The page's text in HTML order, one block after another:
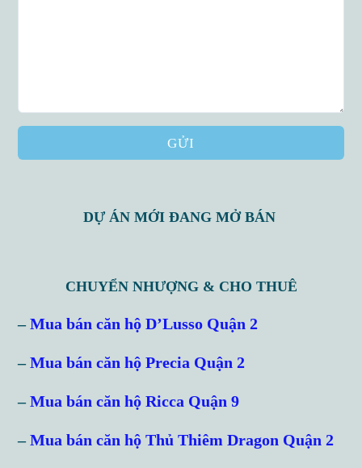
GỬI
DỰ ÁN MỚI ĐANG MỞ BÁN
CHUYỂN NHƯỢNG & CHO THUÊ
–Mua bán căn hộ D’Lusso Quận 2
–Mua bán căn hộ Precia Quận 2
–Mua bán căn hộ Ricca Quận 9
–Mua bán căn hộ Thủ Thiêm Dragon Quận 2
Log in
Don't have an account?Sign Up
Username
Password